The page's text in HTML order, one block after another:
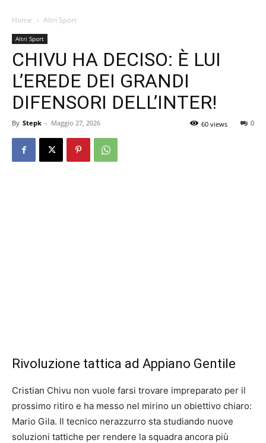
Home Altri Sport
Altri Sport
CHIVU HA DECISO: È LUI
L’EREDE DEI GRANDI
DIFENSORI DELL’INTER!
By Stepk - Maggio 27, 2026 0
60 views
Rivoluzione tattica ad Appiano Gentile
Cristian Chivu non vuole farsi trovare impreparato per il
prossimo ritiro e ha messo nel mirino un obiettivo chiaro:
Mario Gila. Il tecnico nerazzurro sta studiando nuove
soluzioni tattiche per rendere la squadra ancora più